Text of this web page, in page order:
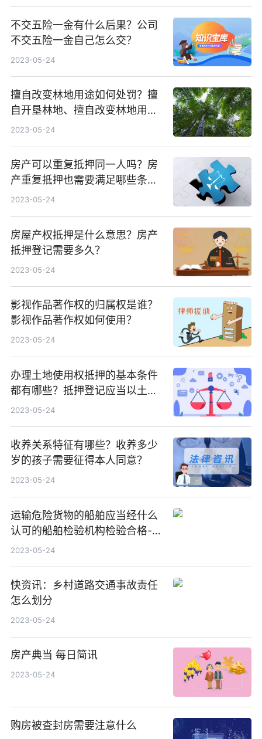
不交五险一金有什么后果？公司
不交五险一金自己怎么交？
2023-05-24
擅自改变林地用途如何处罚？擅
自开垦林地、擅自改变林地用途
如何区别？
2023-05-24
房产可以重复抵押同一人吗？房
产重复抵押也需要满足哪些条
件？
2023-05-24
房屋产权抵押是什么意思？房产
抵押登记需要多久？
2023-05-24
影视作品著作权的归属权是谁？
影视作品著作权如何使用？
2023-05-24
办理土地使用权抵押的基本条件
都有哪些？抵押登记应当以土地
使用权登记为前提吗？
2023-05-24
收养关系特征有哪些？收养多少
岁的孩子需要征得本人同意？
2023-05-24
运输危险货物的船舶应当经什么
认可的船舶检验机构检验合格-天
天观天下
2023-05-24
快资讯：乡村道路交通事故责任
怎么划分
2023-05-24
房产典当 每日简讯
2023-05-24
购房被查封房需要注意什么